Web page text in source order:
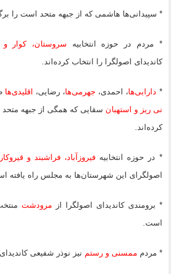
* سپیدانی‌ها هاشمی که از جبهه متحد است را
* مردم در حوزه انتخابیه سروستان، کوار و
کاندیدای اصولگرا را انتخاب کرده‌اند.
* دارابی‌ها، احمدی، جهرمی‌ها، رضایی، اقلیدی‌ها
نی ریز و استهبان سقایی که همگی از جبهه متحد
کرده‌اند.
* در حوزه انتخابیه فیروزآباد، فراشبند و
اصولگرای این شهرستان‌ها به مجلس راه یافته
* برومندی کاندیدای اصولگرا از مرودشت
است.
* مردم ممسنی و رستم نیز نوذر شفیعی